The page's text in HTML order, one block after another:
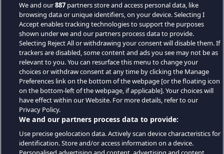
We and our887 partners store and access personal data, like
browsing data or unique identifiers, on your device. Selecting I
Accept enables tracking technologies to support the purposes
shown under we and our partners process data to provide.
Selecting Reject All or withdrawing your consent will disable them. If
trackers are disabled, some content and ads you see may not be as
relevant to you. You can resurface this menu to change your
choices or withdraw consent at any time by clicking the Manage
Preferences link on the bottom of the webpage [or the floating icon
on the bottom-left of the webpage, if applicable]. Your choices will
have effect within our Website. For more details, refer to our
Privacy Policy.
We and our partners process data to provide:
Use precise geolocation data. Actively scan device characteristics for
identification. Store and/or access information on a device.